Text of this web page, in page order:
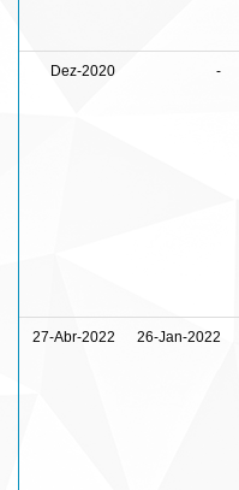
Dez-2020 -
27-Abr-2022 26-Jan-2022